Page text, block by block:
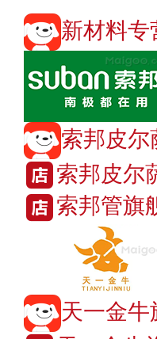
新材料专
索邦皮尔
索邦皮尔
索邦管旗
天一金牛